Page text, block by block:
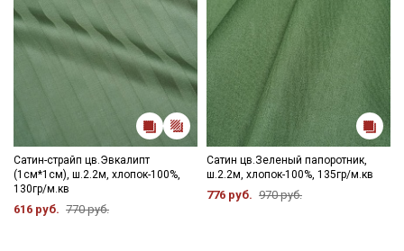
Сатин-страйп цв.Эвкалипт
(1см*1см), ш.2.2м, хлопок-100%,
130гр/м.кв
616 руб. 770 руб.
Сатин цв.Зеленый папоротник,
ш.2.2м, хлопок-100%, 135гр/м.кв
776 руб. 970 руб.